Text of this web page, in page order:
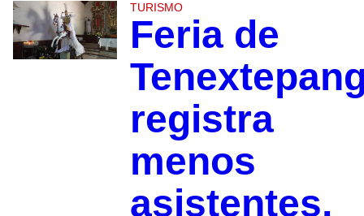
TURISMO
Feria de
registra
menos
asistentes,